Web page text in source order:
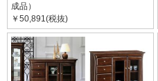
成品）
￥50,891(税抜)